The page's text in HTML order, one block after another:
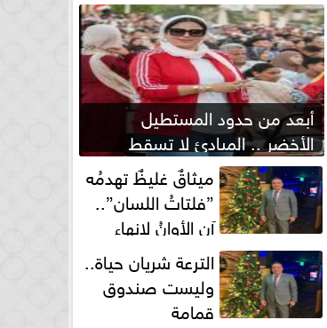
أبعد من حدود المستطيل
الأخضر .. المبادئ لا تسقط
بصفارة الحكم ميثاقٌ غليظٌ تهدمُه
”فلتاتُ اللسان”..
آن الأوانُ لإنهاءِ
فوضى الطلاق الشفهي!الترعة شريان حياة..
وليست صندوق
قمامة